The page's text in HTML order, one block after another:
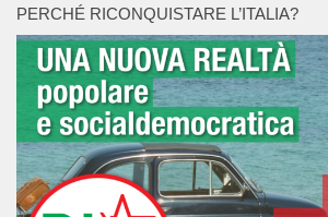
PERCHÉ RICONQUISTARE L’ITALIA?